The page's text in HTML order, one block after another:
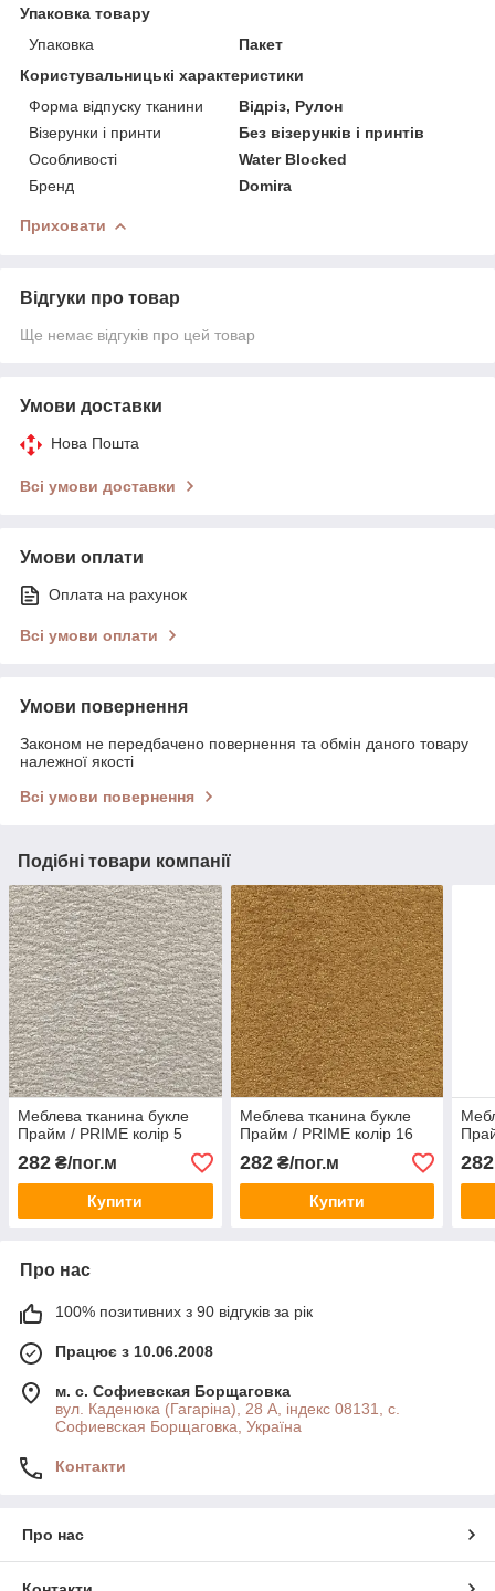
Упаковка товару
Упаковка
Пакет
Користувальницькі характеристики
Форма відпуску тканини
Відріз, Рулон
Візерунки і принти
Без візерунків і принтів
Особливості
Water Blocked
Бренд
Domira
Приховати
Відгуки про товар
Ще немає відгуків про цей товар
Умови доставки
Нова Пошта
Всі умови доставки
Умови оплати
Оплата на рахунок
Всі умови оплати
Умови повернення
Законом не передбачено повернення та обмін даного товару
належної якості
Всі умови повернення
Подібні товари компанії
Меблева тканина букле
Прайм / PRIME колір 5
282 ₴/пог.м
Купити
Меблева тканина букле
Прайм / PRIME колір 16
282₴/пог.м
Купити
282
Про нас
100% позитивних з 90 відгуків за рік
Працює з 10.06.2008
м. с. Софиевская Борщаговка
вул. Каденюка (Гагаріна), 28 А, індекс 08131, с.
Софиевская Борщаговка, Україна
Контакти
Про нас